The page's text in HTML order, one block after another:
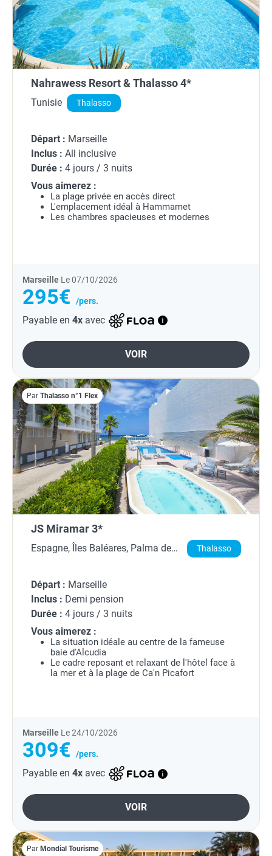
Nahrawess Resort & Thalasso 4*
Tunisie Thalasso
Départ : Marseille
Inclus : All inclusive
Durée : 4 jours / 3 nuits
Vous aimerez :
La plage privée en accès direct
L'emplacement idéal à Hammamet
Les chambres spacieuses et modernes
Marseille Le 07/10/2026
295€ /pers.
Payable en 4x avec
VOIR
Par Thalasso n°1 Flex
JS Miramar 3*
Espagne, Îles Baléares, Palma de
Thalasso
Départ : Marseille
Inclus : Demi pension
Durée : 4 jours / 3 nuits
Vous aimerez :
La situation idéale au centre de la fameuse
baie d'Alcudia
Le cadre reposant et relaxant de l'hôtel face à
la mer et à la plage de Ca'n Picafort
Marseille Le 24/10/2026
309€ /pers.
Payable en 4x avec
VOIR
Par Mondial Tourisme